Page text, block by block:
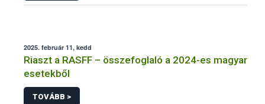
2025. február 11, kedd
Riaszt a RASFF – összefoglaló a 2024-es magyar
esetekből
TOVÁBB >